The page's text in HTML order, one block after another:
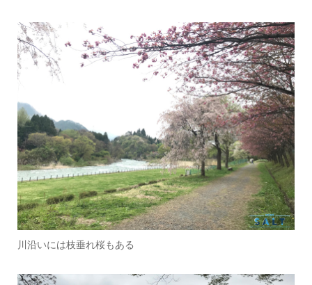
川沿いには枝垂れ桜もある